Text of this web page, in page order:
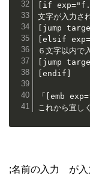
[if
文字が入力さ
[jump
[elsif
６文字以内で
[jump
[endif]
「[emb
これから宜し
;名前の入力 が入